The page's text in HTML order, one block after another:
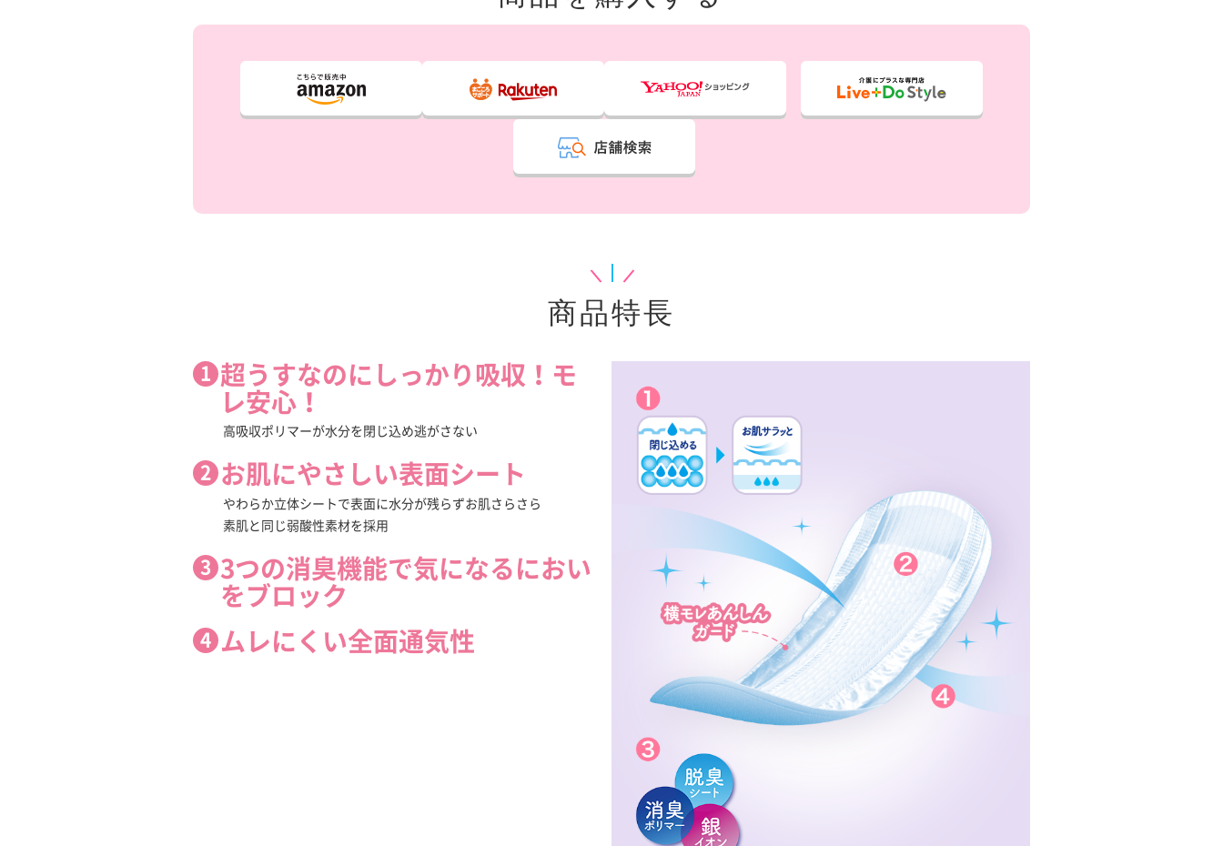
商品特長
超うすなのにしっかり吸収！モ
レ安心！
高吸収ポリマーが水分を閉じ込め逃がさない
お肌にやさしい表面シート
やわらか立体シートで表面に水分が残らずお肌さらさら
素肌と同じ弱酸性素材を採用
3つの消臭機能で気になるにおい
をブロック
ムレにくい全面通気性